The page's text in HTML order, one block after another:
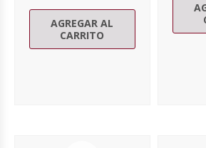
AGREGAR AL
CARRITO